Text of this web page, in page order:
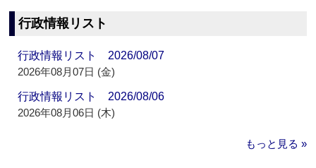
行政情報リスト
行政情報リスト 2026/08/07
2026年08月07日 (金)
行政情報リスト 2026/08/06
2026年08月06日 (木)
もっと見る »